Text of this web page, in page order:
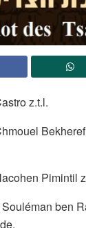
z.t.l.
Pimintil
ben